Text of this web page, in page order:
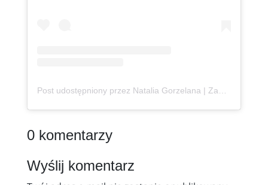
0 komentarzy
Wyślij komentarz